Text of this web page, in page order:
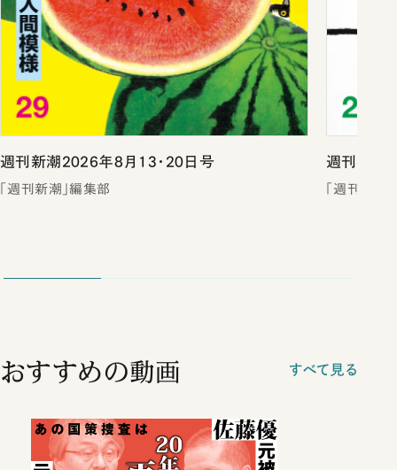
週刊新潮2026年8月13・20日号
「週刊新潮」編集部
週刊新潮
「週刊新潮
おすすめの動画 すべて見る